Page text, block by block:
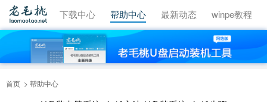
视频教程 下载中心 帮助中心 最新动态 winpe教程
首页 帮助中心